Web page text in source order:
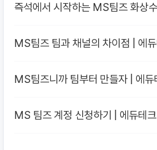
즉석에서 시작하는 MS팀즈
MS팀즈 팀과 채널의
MS팀즈니까 팀부터 만들자 | 에
MS 팀즈 계정 신청하기 |